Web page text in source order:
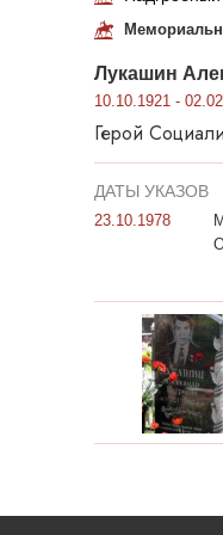
Лукашин
10.10.1921 -
Герой
ДАТЫ УКАЗОВ
23.10.1978